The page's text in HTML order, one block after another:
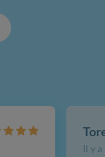
Il y